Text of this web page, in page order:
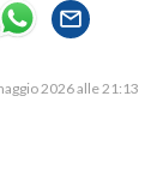
2026 alle 21:13